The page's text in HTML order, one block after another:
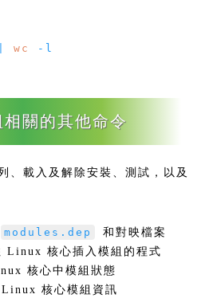
wc - l
關的其他命令
、載入及解除安裝、測試，以及
modules.dep
和對映檔案
核心插入模組的程式
核心中模組狀態
核心模組資訊